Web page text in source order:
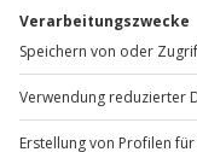
Daten & Fakten zur
Reiseziel:Rom
Reiseart:
Spaziergänge,